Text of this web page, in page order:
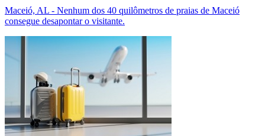
Maceió, AL - Nenhum dos 40 quilômetros de praias de Maceió
consegue desapontar o visitante.